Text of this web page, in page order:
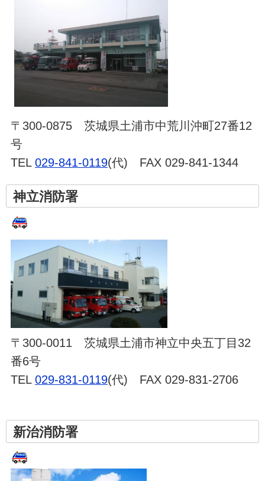
〒300-0875 茨城県土浦市中荒川沖町27番12
号
TEL 029-841-0119(代) FAX 029-841-1344
神立消防署
〒300-0011 茨城県土浦市神立中央五丁目32
番6号
TEL 029-831-0119(代) FAX 029-831-2706
新治消防署